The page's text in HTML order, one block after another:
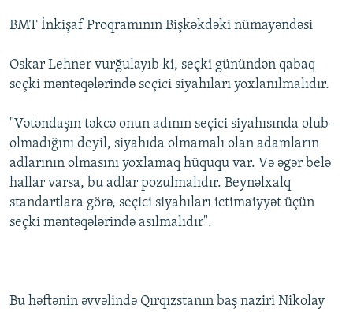
XƏBƏR BÜLLETENLƏRIMIZ
BMT İnkişaf Proqramının Bişkəkdəki nümayəndəsi
Oskar Lehner vurğulayıb ki, seçki günündən qabaq
seçki məntəqələrində seçici siyahıları yoxlanılmalıdır.
"Vətəndaşın təkcə onun adının seçici siyahısında olub-
olmadığını deyil, siyahıda olmamalı olan adamların
adlarının olmasını yoxlamaq hüququ var. Və əgər belə
hallar varsa, bu adlar pozulmalıdır. Beynəlxalq
standartlara görə, seçici siyahıları ictimaiyyət üçün
seçki məntəqələrində asılmalıdır".
Bu həftənin əvvəlində Qırqızstanın baş naziri Nikolay